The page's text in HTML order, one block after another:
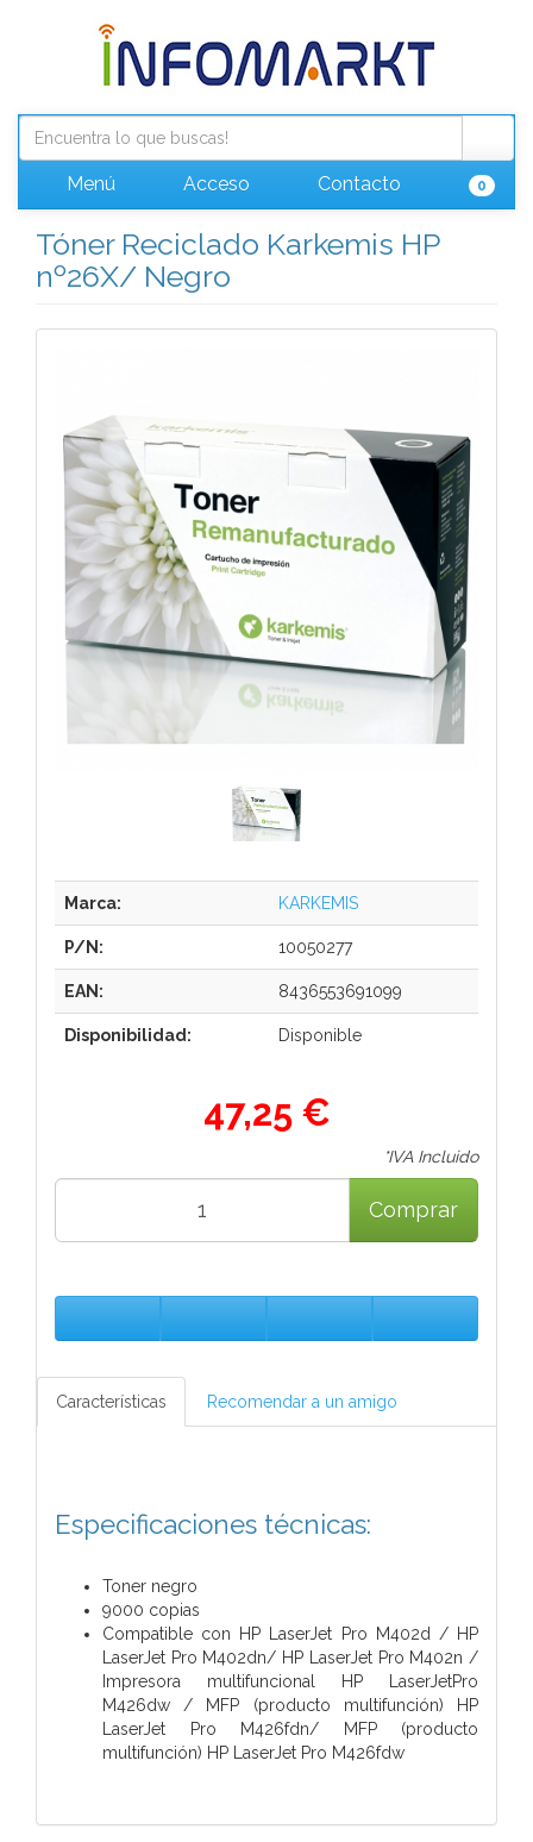
Menú Acceso Contacto 0
Tóner Reciclado Karkemis HP
nº26X/ Negro
Marca: KARKEMIS
P/N: 10050277
EAN: 8436553691099
Disponibilidad: Disponible
47,25 €
*IVA Incluido
Comprar
Características Recomendar a un amigo
Especificaciones técnicas:
Toner negro
9000 copias
Compatible con HP LaserJet Pro M402d / HP
LaserJet Pro M402dn/ HP LaserJet Pro M402n /
Impresora multifuncional HP LaserJetPro
M426dw / MFP (producto multifunción) HP
LaserJet Pro M426fdn/ MFP (producto
multifunción) HP LaserJet Pro M426fdw